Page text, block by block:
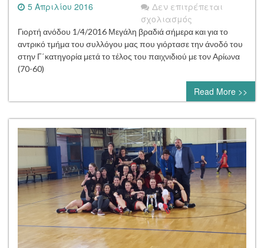
5 Απριλίου 2016
Δεν επιτρέπεται
σχολιασμός
Γιορτή
ανόδου
1/4/2016
Γιορτή ανόδου 1/4/2016 Μεγάλη βραδιά σήμερα και για το
αντρικό τμήμα του συλλόγου μας που γιόρτασε την άνοδό του
στην Γ΄κατηγορία μετά το τέλος του παιχνιδιού με τον Αρίωνα
(70-60)
Read More >>